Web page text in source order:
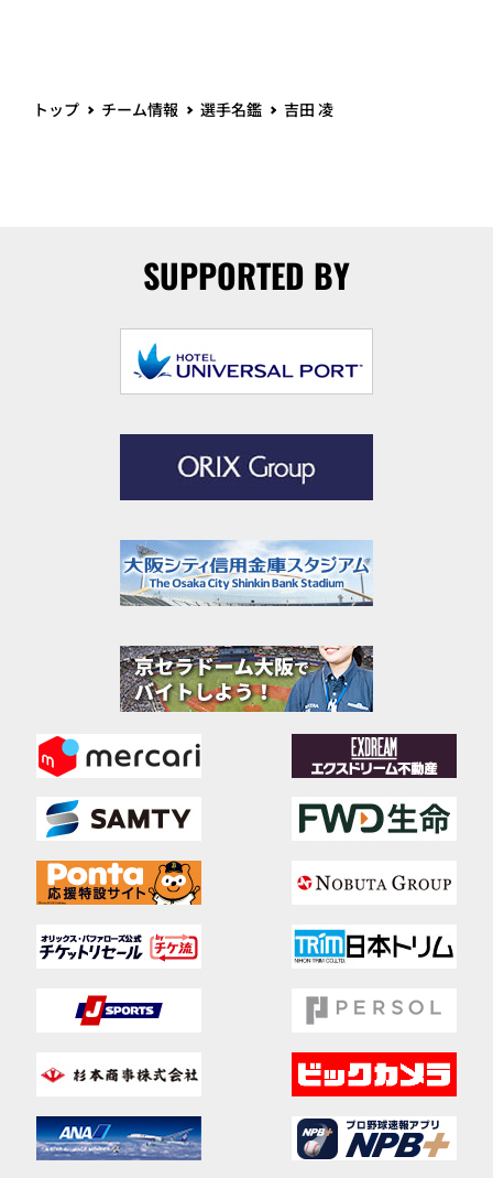
トップ チーム情報 選手名鑑 吉田 凌
SUPPORTED BY